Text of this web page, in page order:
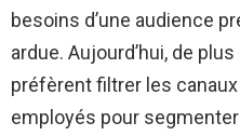
besoins d’une audience
ardue. Aujourd’hui, de
préfèrent filtrer les
employés pour